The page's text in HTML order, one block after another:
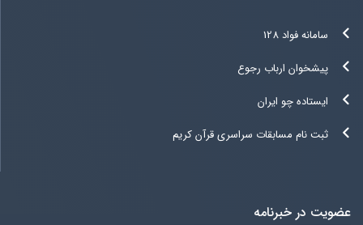
سامانه فواد 128
پیشخوان ارباب رجوع
ایستاده چو ایران
ثبت نام مسابقات سراسری قرآن کریم
عضویت در خبرنامه